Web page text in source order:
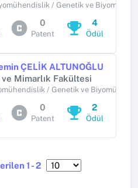
/ Genetik ve
0
Patent
4
Ödül
ÇELİK ALTUNOĞLU
Mimarlık Fakültesi
/ Genetik ve
0
Patent
2
Ödül
1 - 2